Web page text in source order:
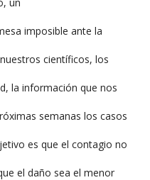
imposible ante la
científicos, los
la información que nos
semanas los casos
es que el contagio no
el daño sea el menor